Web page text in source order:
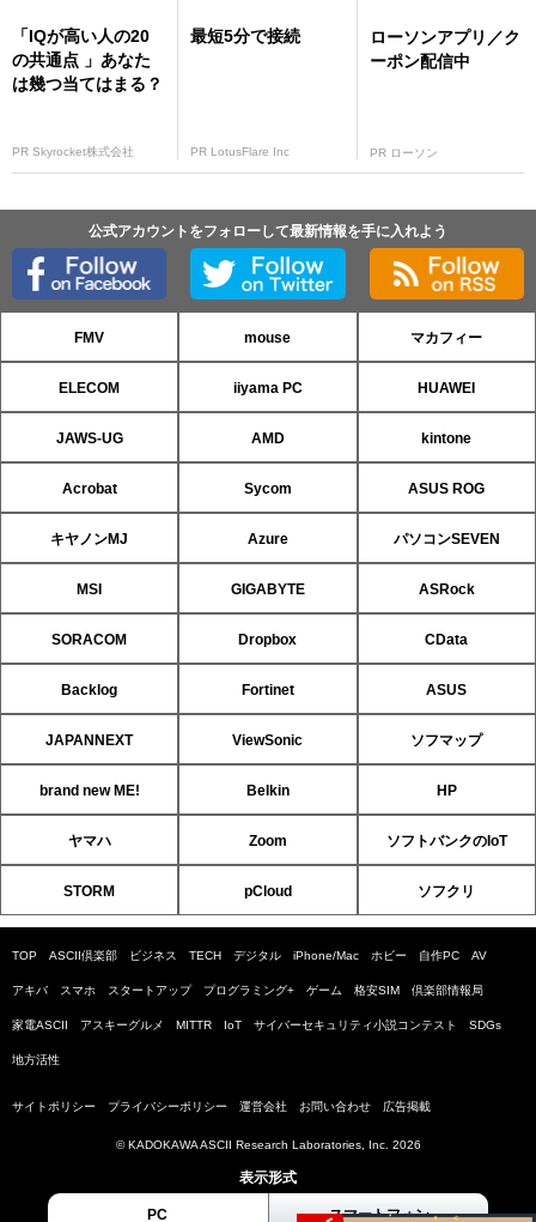
「IQが高い人の20
の共通点 」あなた
は幾つ当てはまる？
PR Skyrocket株式会社
最短5分で接続
PR LotusFlare Inc
ローソンアプリ／ク
ーポン配信中
PR ローソン
公式アカウントをフォローして最新情報を手に入れよう
FMV mouse マカフィー
ELECOM iiyama PC HUAWEI
JAWS-UG AMD kintone
Acrobat Sycom ASUS ROG
キヤノンMJ Azure パソコンSEVEN
MSI GIGABYTE ASRock
SORACOM Dropbox CData
Backlog Fortinet ASUS
JAPANNEXT ViewSonic ソフマップ
brand new ME! Belkin HP
ヤマハ Zoom ソフトバンクのIoT
STORM pCloud ソフクリ
TOP ASCII倶楽部 ビジネス TECH デジタル iPhone/Mac ホビー 自作PC AV
アキバ スマホ スタートアップ プログラミング+ ゲーム 格安SIM 倶楽部情報局
家電ASCII アスキーグルメ MITTR IoT サイバーセキュリティ小説コンテスト SDGs
地方活性
サイトポリシー プライバシーポリシー 運営会社 お問い合わせ 広告掲載
© KADOKAWA ASCII Research Laboratories, Inc. 2026
表示形式
PC スマートフォン